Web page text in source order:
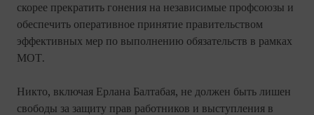
скорее прекратить гонения на независимые профсоюзы и
обеспечить оперативное принятие правительством
эффективных мер по выполнению обязательств в рамках
МОТ.
Никто, включая Ерлана Балтабая, не должен быть лишен
свободы за защиту прав работников и выступления в